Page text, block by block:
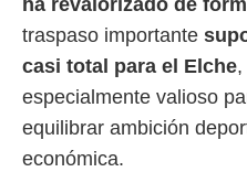
ha revalorizado de
traspaso importante
casi total para el Elche
especialmente valioso
equilibrar ambición
económica.